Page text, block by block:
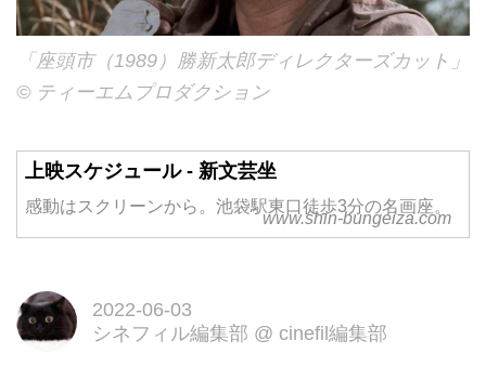
「座頭市（1989）勝新太郎ディレクターズカット」
© ティーエムプロダクション
上映スケジュール - 新文芸坐
感動はスクリーンから。池袋駅東口徒歩3分の名画座。
www.shin-bungeiza.com
2022-06-03
シネフィル編集部 @ cinefil編集部